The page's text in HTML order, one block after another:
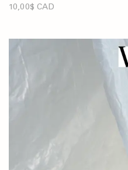
10,00$ CAD